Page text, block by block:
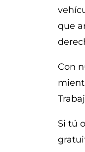
que
Con
Si tú